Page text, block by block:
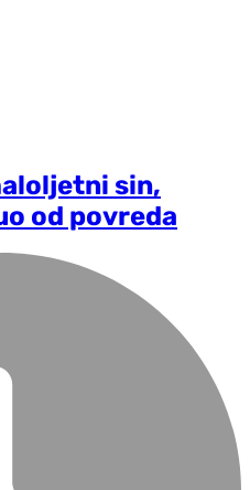
sin,
od povreda